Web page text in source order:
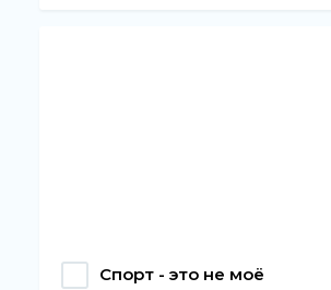
Спорт - это не моё